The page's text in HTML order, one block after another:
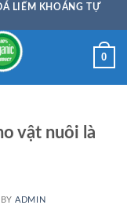
LIẾM KHOÁNG TỰ
0
vật nuôi là
BYADMIN